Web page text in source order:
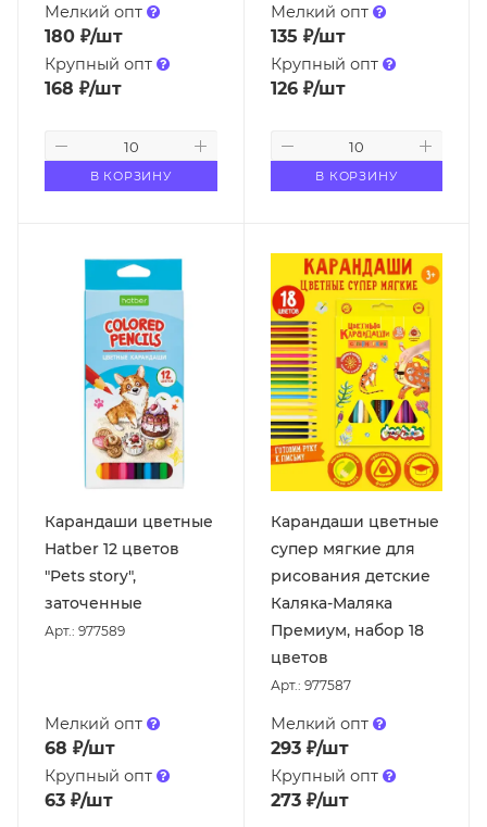
Мелкий опт
180 ₽/шт
Крупный опт
168 ₽/шт
В КОРЗИНУ
Мелкий опт
135 ₽/шт
Крупный опт
126₽/шт
В КОРЗИНУ
Карандаши цветные
Hatber 12 цветов
"Pets story",
заточенные
Арт.: 977589
Мелкий опт
68 ₽/шт
Крупный опт
63 ₽/шт
Карандаши цветные
супер мягкие для
рисования детские
Каляка-Маляка
Премиум, набор 18
цветов
Арт.: 977587
Мелкий опт
293₽/шт
Крупный опт
273₽/шт